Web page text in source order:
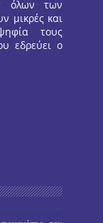
όλων των
μικρές και
τους
εδρεύει ο